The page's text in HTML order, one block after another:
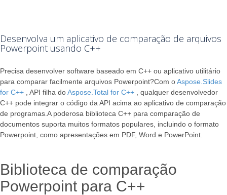
Desenvolva um aplicativo de comparação de arquivos
Powerpoint usando C++
Precisa desenvolver software baseado em C++ ou aplicativo utilitário
para comparar facilmente arquivos Powerpoint?Com oAspose.Slides
for C++ , API filha doAspose.Total for C++ , qualquer desenvolvedor
C++ pode integrar o código da API acima ao aplicativo de comparação
de programas.A poderosa biblioteca C++ para comparação de
documentos suporta muitos formatos populares, incluindo o formato
Powerpoint, como apresentações em PDF, Word e PowerPoint.
Biblioteca de comparação
Powerpoint para C++